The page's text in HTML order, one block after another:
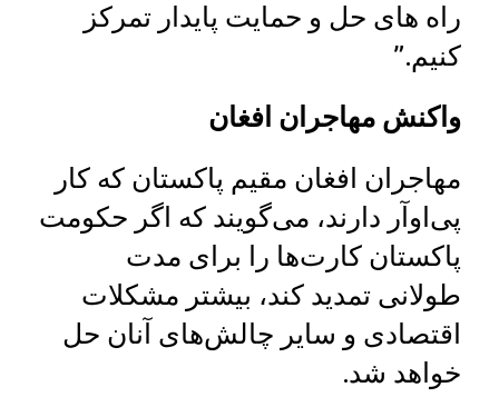
راه های حل‌ و حمایت پایدار تمرکز
کنیم.”
واکنش مهاجران افغان
مهاجران افغان مقیم پاکستان که کار
پی‌اوآر دارند، می‌گویند که اگر حکومت
پاکستان کارت‌ها را برای مدت
طولانی تمدید کند، بیشتر مشکلات
اقتصادی و سایر چالش‌های آنان حل
خواهد شد.